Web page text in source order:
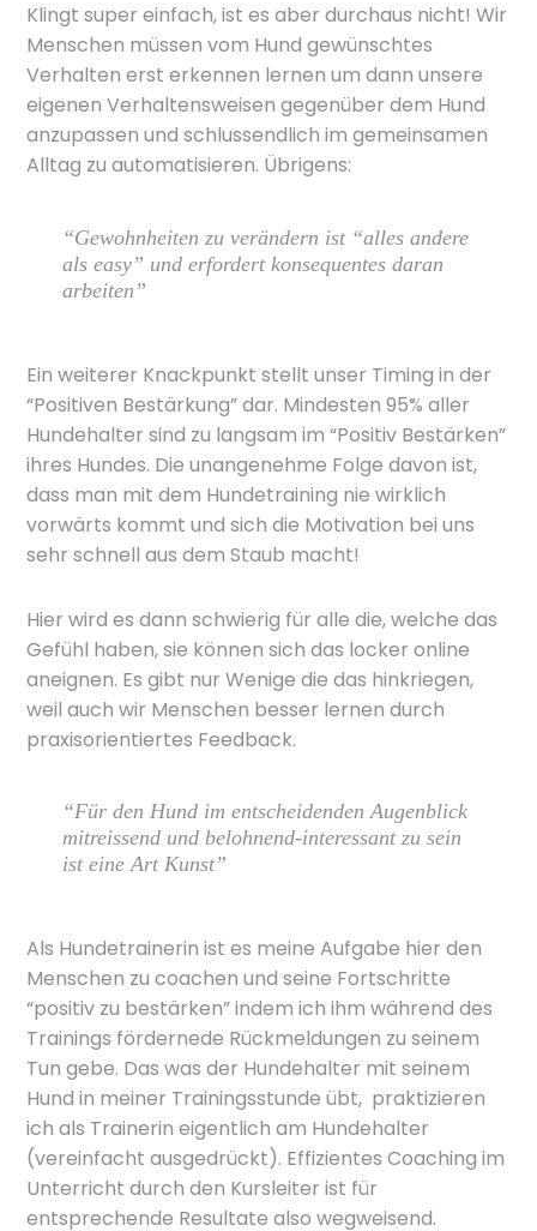
Klingt super einfach, ist es aber durchaus nicht! Wir
Menschen müssen vom Hund gewünschtes
Verhalten erst erkennen lernen um dann unsere
eigenen Verhaltensweisen gegenüber dem Hund
anzupassen und schlussendlich im gemeinsamen
Alltag zu automatisieren. Übrigens:
“Gewohnheiten zu verändern ist “alles andere
als easy” und erfordert konsequentes daran
arbeiten”
Ein weiterer Knackpunkt stellt unser Timing in der
“Positiven Bestärkung” dar. Mindesten 95% aller
Hundehalter sind zu langsam im “Positiv Bestärken”
ihres Hundes. Die unangenehme Folge davon ist,
dass man mit dem Hundetraining nie wirklich
vorwärts kommt und sich die Motivation bei uns
sehr schnell aus dem Staub macht!
Hier wird es dann schwierig für alle die, welche das
Gefühl haben, sie können sich das locker online
aneignen. Es gibt nur Wenige die das hinkriegen,
weil auch wir Menschen besser lernen durch
praxisorientiertes Feedback.
“Für den Hund im entscheidenden Augenblick
mitreissend und belohnend-interessant zu sein
ist eine Art Kunst”
Als Hundetrainerin ist es meine Aufgabe hier den
Menschen zu coachen und seine Fortschritte
“positiv zu bestärken” indem ich ihm während des
Trainings fördernede Rückmeldungen zu seinem
Tun gebe. Das was der Hundehalter mit seinem
Hund in meiner Trainingsstunde übt, praktizieren
ich als Trainerin eigentlich am Hundehalter
(vereinfacht ausgedrückt). Effizientes Coaching im
Unterricht durch den Kursleiter ist für
entsprechende Resultate also wegweisend.